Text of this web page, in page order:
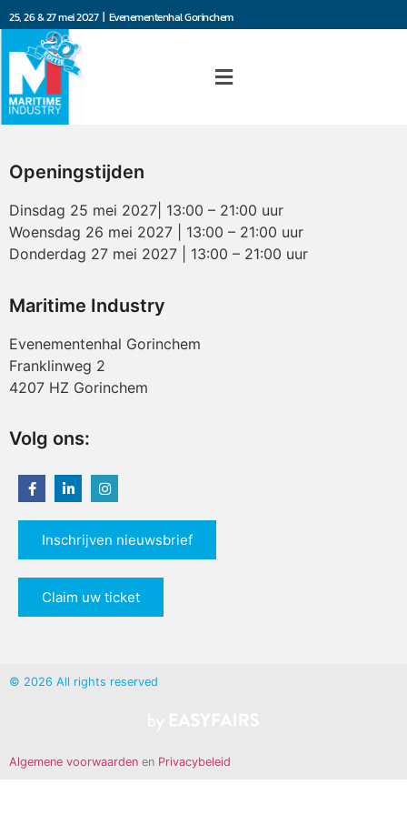
25, 26 & 27 mei 2027 | Evenementenhal Gorinchem
Openingstijden
Dinsdag 25 mei 2027| 13:00 – 21:00 uur
Woensdag 26 mei 2027 | 13:00 – 21:00 uur
Donderdag 27 mei 2027 | 13:00 – 21:00 uur
Maritime Industry
Evenementenhal Gorinchem
Franklinweg 2
4207 HZ Gorinchem
Volg ons:
Inschrijven nieuwsbrief
Claim uw ticket
© 2026 All rights reserved
Algemene voorwaarden en Privacybeleid